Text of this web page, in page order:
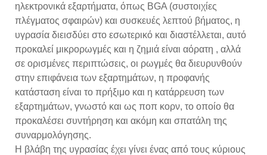
ηλεκτρονικά εξαρτήματα, όπως BGA (συστοιχίες
πλέγματος σφαιρών) και συσκευές λεπτού βήματος, η
υγρασία διεισδύει στο εσωτερικό και διαστέλλεται, αυτό
προκαλεί μικρορωγμές και η ζημιά είναι αόρατη , αλλά
σε ορισμένες περιπτώσεις, οι ρωγμές θα διευρυνθούν
στην επιφάνεια των εξαρτημάτων, η προφανής
κατάσταση είναι το πρήξιμο και η κατάρρευση των
εξαρτημάτων, γνωστό και ως ποπ κορν, το οποίο θα
προκαλέσει συντήρηση και ακόμη και σπατάλη της
συναρμολόγησης.
Η βλάβη της υγρασίας έχει γίνει ένας από τους κύριους